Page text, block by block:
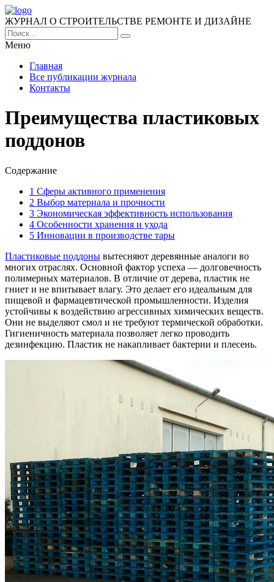
ЖУРНАЛ О СТРОИТЕЛЬСТВЕ РЕМОНТЕ И ДИЗАЙНЕ
Меню
Главная
Все публикации журнала
Контакты
Преимущества пластиковых
поддонов
Содержание
1 Сферы активного применения
2 Выбор материала и прочности
3 Экономическая эффективность использования
4 Особенности хранения и ухода
5 Инновации в производстве тары
Пластиковые поддоны вытесняют деревянные аналоги во
многих отраслях. Основной фактор успеха — долговечность
полимерных материалов. В отличие от дерева, пластик не
гниет и не впитывает влагу. Это делает его идеальным для
пищевой и фармацевтической промышленности. Изделия
устойчивы к воздействию агрессивных химических веществ.
Они не выделяют смол и не требуют термической обработки.
Гигиеничность материала позволяет легко проводить
дезинфекцию. Пластик не накапливает бактерии и плесень.